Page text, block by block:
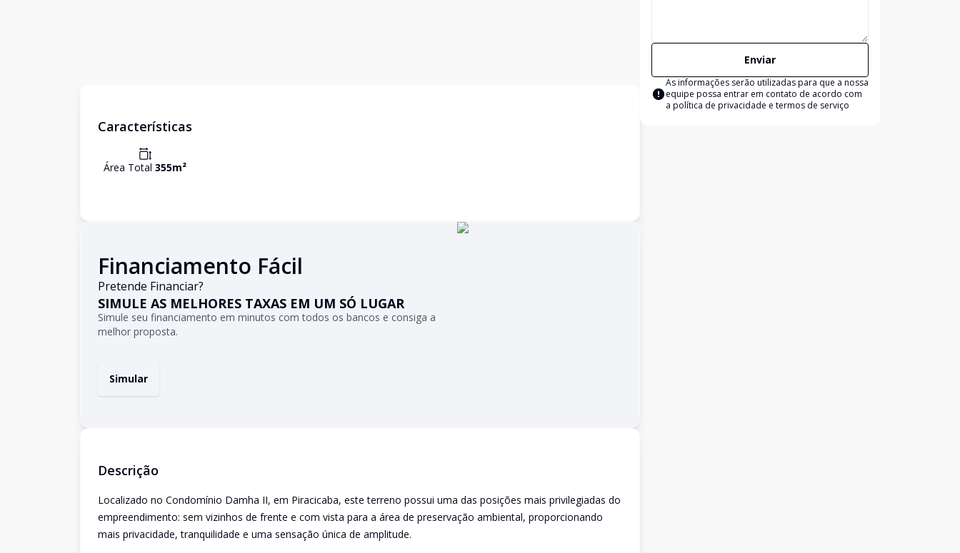
Características
Área Total 355m²
Financiamento Fácil
Pretende Financiar?
SIMULE AS MELHORES TAXAS EM UM SÓ LUGAR
Simule seu financiamento em minutos com todos os bancos e consiga a
melhor proposta.
Simular
Descrição
Localizado no Condomínio Damha II, em Piracicaba, este terreno possui uma das posições mais privilegiadas do
empreendimento: sem vizinhos de frente e com vista para a área de preservação ambiental, proporcionando
mais privacidade, tranquilidade e uma sensação única de amplitude.
Enviar
As informações serão utilizadas para que a nossa
equipe possa entrar em contato de acordo com
a política de privacidade e termos de serviço